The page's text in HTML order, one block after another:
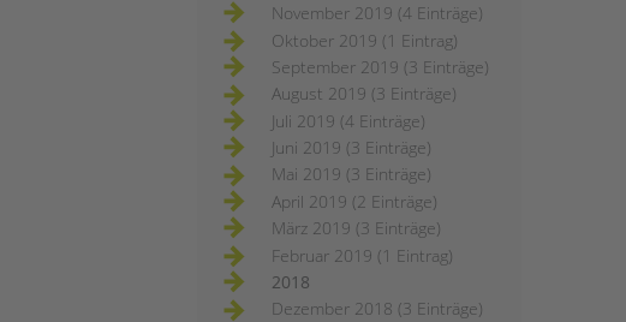
November 2019 (4 Einträge)
Oktober 2019 (1 Eintrag)
September 2019 (3 Einträge)
August 2019 (3 Einträge)
Juli 2019 (4 Einträge)
Juni 2019 (3 Einträge)
Mai 2019 (3 Einträge)
April 2019 (2 Einträge)
März 2019 (3 Einträge)
Februar 2019 (1 Eintrag)
2018
Dezember 2018 (3 Einträge)